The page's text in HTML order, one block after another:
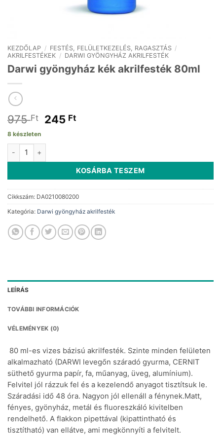
KEZDŐLAP / FESTÉS, FELÜLETKEZELÉS, RAGASZTÁS /
AKRILFESTÉKEK / DARWI GYÖNGYHÁZ AKRILFESTÉK
Darwi gyöngyház kék akrilfesték 80ml
975Ft
Original
was:
245 FtCurrent
8 készleten
Darwi gyöngyház kék akrilfesték 80ml mennyiség
KOSÁRBA TESZEM
Cikkszám: DA0210080200
Kategória: Darwi gyöngyház akrilfesték
LEÍRÁS
TOVÁBBI INFORMÁCIÓK
VÉLEMÉNYEK (0)
80 ml-es vizes bázisú akrilfesték. Szinte minden felületen
alkalmazható (DARWI levegőn száradó gyurma, CERNIT
süthető gyurma papír, fa, műanyag, üveg, alumínium).
Felvitel jól rázzuk fel és a kezelendő anyagot tisztítsuk le.
Száradási idő 48 óra. Nagyon jól ellenáll a fénynek.Matt,
fényes, gyönyház, metál és fluoreszkáló kivitelben
rendelhető. A flakkon pipettával (kipattintható és
tisztítható) van ellátve, ami megkönnyíti a felvitelt.